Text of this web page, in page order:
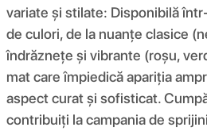
variate și stilate: Disponibilă
de culori, de la nuanțe clasice
îndrăznețe și vibrante (roșu,
mat care împiedică apariția
aspect curat și sofisticat.
contribuiți la campania de